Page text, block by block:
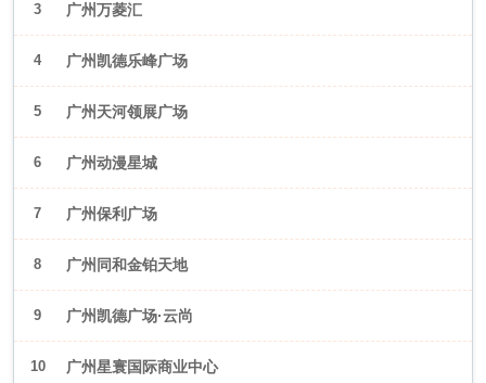
3 广州万菱汇
4 广州凯德乐峰广场
5 广州天河领展广场
6 广州动漫星城
7 广州保利广场
8 广州同和金铂天地
9 广州凯德广场·云尚
10 广州星寰国际商业中心